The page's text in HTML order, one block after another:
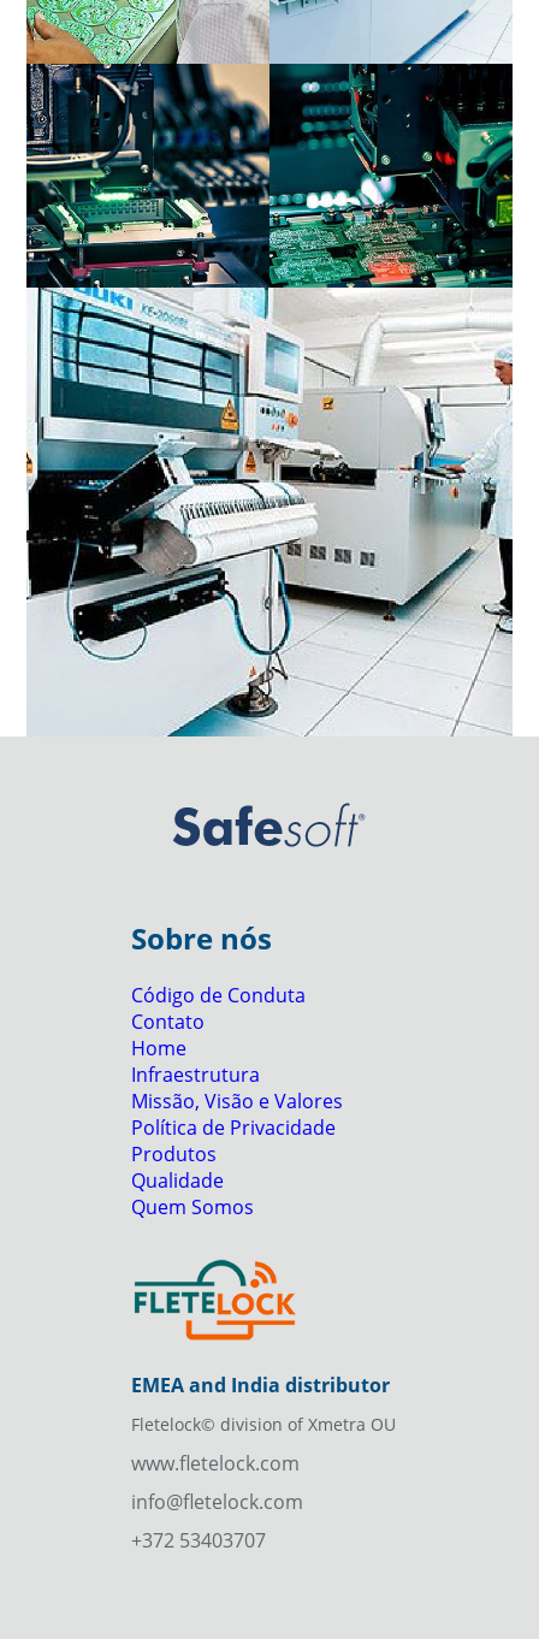
Sobre nós
Código de Conduta
Contato
Home
Infraestrutura
Missão, Visão e Valores
Política de Privacidade
Produtos
Qualidade
Quem Somos
EMEA and India distributor
Fletelock© division of Xmetra OU
www.fletelock.com
info@fletelock.com
+372 53403707